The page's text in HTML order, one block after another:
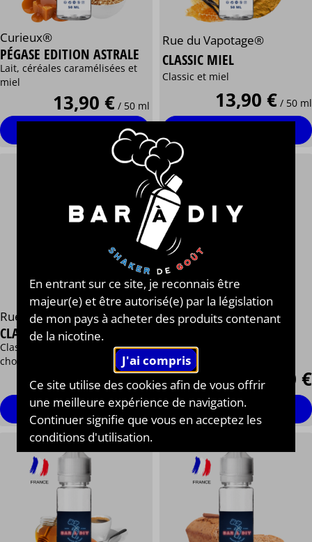
Curieux®
PÉGASE EDITION ASTRALE
Lait, céréales caramélisées et
miel
13,90 € / 50 ml
Rue du Vapotage®
CLASSIC MIEL
Classic et miel
13,90 € / 50 ml
Rue du Vapotage®
CLASSIC BLOND AMÉRICAIN
Classic Blond, cannelle,
chocolat, miel
13,90 € / 50 ml
Personnaliser
The Fuu®
Classic blond, Vanille, Miel
13,90 €
Personnaliser
En entrant sur ce site, je reconnais être
majeur(e) et être autorisé(e) par la législation
de mon pays à acheter des produits contenant
de la nicotine.
Ce site utilise des cookies afin de vous offrir
une meilleure expérience de navigation.
Continuer signifie que vous en acceptez les
conditions d'utilisation.